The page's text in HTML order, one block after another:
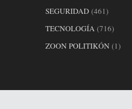
SEGURIDAD(461)
TECNOLOGÍA(716)
ZOON POLITIKÓN(1)